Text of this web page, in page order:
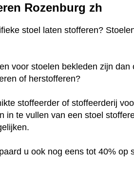
Rozenburg zh
stoel laten stofferen?
voor stoelen bekleden zijn
of herstofferen?
stoffeerder of stoffeerderij
in te vullen van een stoel
u ook nog eens tot 40% op